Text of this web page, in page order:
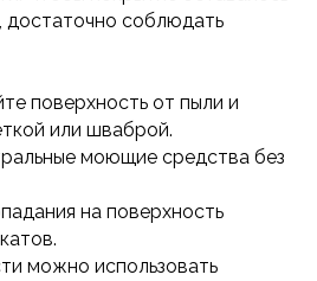
достаточно соблюдать
поверхность от пыли и
или шваброй.
моющие средства без
на поверхность
можно использовать
г.
О нас
Доставка и оплата
Услуги
Монтаж
Фотогалерея
PDF Каталоги